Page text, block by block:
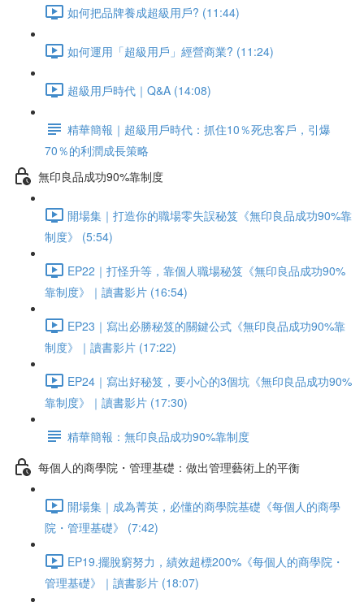
如何把品牌養成超級用戶? (11:44)
如何運用「超級用戶」經營商業? (11:24)
超級用戶時代｜Q&A (14:08)
精華簡報｜超級用戶時代：抓住10％死忠客戶，引爆
70％的利潤成長策略
無印良品成功90%靠制度
開場集｜打造你的職場零失誤秘笈《無印良品成功90%靠
制度》 (5:54)
EP22｜打怪升等，靠個人職場秘笈《無印良品成功90%
靠制度》｜讀書影片 (16:54)
EP23｜寫出必勝秘笈的關鍵公式《無印良品成功90%靠
制度》｜讀書影片 (17:22)
EP24｜寫出好秘笈，要小心的3個坑《無印良品成功90%
靠制度》｜讀書影片 (17:30)
精華簡報：無印良品成功90%靠制度
每個人的商學院・管理基礎：做出管理藝術上的平衡
開場集｜成為菁英，必懂的商學院基礎《每個人的商學
院・管理基礎》 (7:42)
EP19.擺脫窮努力，績效超標200%《每個人的商學院・
管理基礎》｜讀書影片 (18:07)